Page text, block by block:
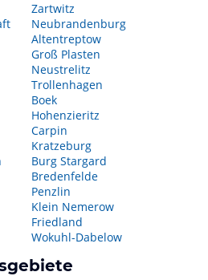
Zartwitz
Neubrandenburg
Altentreptow
Groß Plasten
Neustrelitz
Trollenhagen
Boek
Hohenzieritz
Carpin
Kratzeburg
Burg Stargard
Bredenfelde
Penzlin
Klein Nemerow
Friedland
Wokuhl-Dabelow